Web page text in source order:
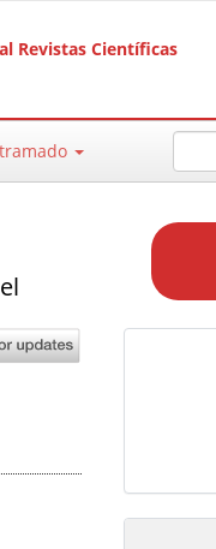
Revistas Científicas
a
t
í